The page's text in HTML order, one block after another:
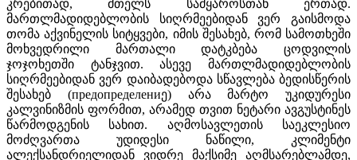
კრებითად, მთელს სამყაროსთან ერთად.
მართლმადიდებლობის სიღრმეებიდან ვერ გაისმოდა
თომა აქვინელის სიტყვები, იმის შესახებ, რომ სამოთხეში
მოხვედრილი მართალი დატკბება ცოდვილის
ჯოჯოხეთში ტანჯვით. ასევე მართლმადიდებლობის
სიღრმეებიდან ვერ დაიბადებოდა სწავლება ბედისწერის
შესახებ (предопределениე) არა მარტო უკიდურესი
კალვინიზმის ფორმით, არამედ თვით ნეტარი ავგუსტინეს
წარმოდგენის სახით. აღმოსავლეთის საეკლესიო
მოძღვართა უდიდესი ნაწილი, კლიმენტი
ალექსანდრიელიდან ვიდრე მაქსიმე აღმსარებლამდე,